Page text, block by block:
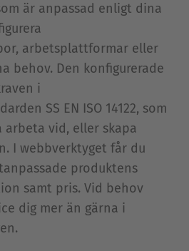
är anpassad enligt dina
arbetsplattformar eller
behov. Den konfigurerade
i
SS EN ISO 14122, som
arbeta vid, eller skapa
I webbverktyget får du
produktens
samt pris. Vid behov
dig mer än gärna i